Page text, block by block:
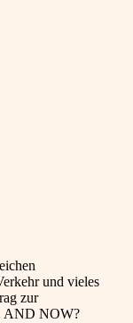
und vieles
zur
AND NOW?